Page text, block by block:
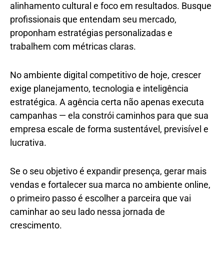
alinhamento cultural e foco em resultados. Busque
profissionais que entendam seu mercado,
proponham estratégias personalizadas e
trabalhem com métricas claras.
No ambiente digital competitivo de hoje, crescer
exige planejamento, tecnologia e inteligência
estratégica. A agência certa não apenas executa
campanhas — ela constrói caminhos para que sua
empresa escale de forma sustentável, previsível e
lucrativa.
Se o seu objetivo é expandir presença, gerar mais
vendas e fortalecer sua marca no ambiente online,
o primeiro passo é escolher a parceira que vai
caminhar ao seu lado nessa jornada de
crescimento.